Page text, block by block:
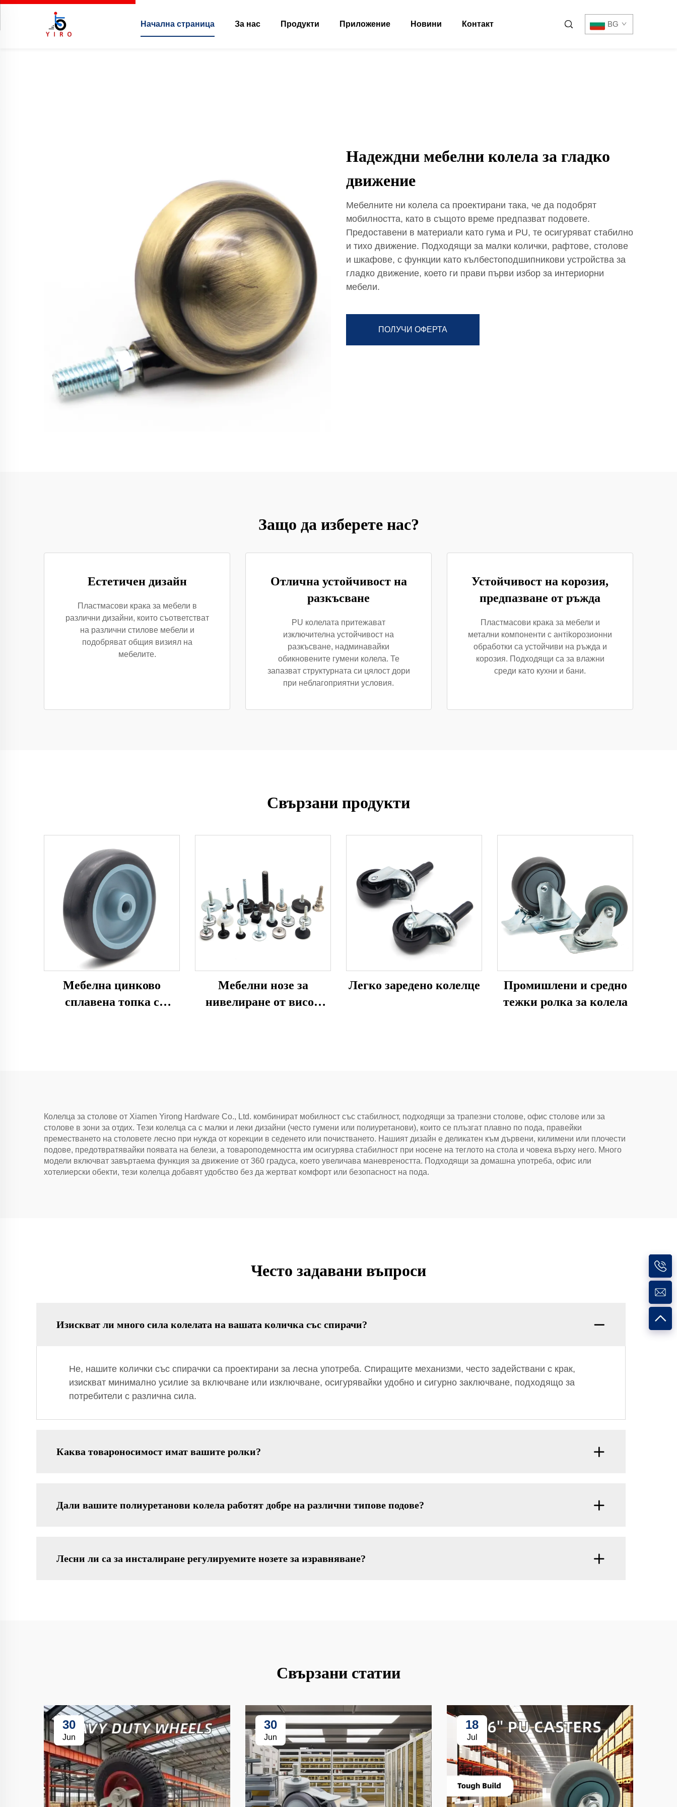
Начална страница За нас Продукти Приложение Новини Контакт BG
Надеждни мебелни колела за гладко
движение
Мебелните ни колела са проектирани така, че да подобрят
мобилността, като в същото време предпазват подовете.
Предоставени в материали като гума и PU, те осигуряват стабилно
и тихо движение. Подходящи за малки колички, рафтове, столове
и шкафове, с функции като кълбестоподшипникови устройства за
гладко движение, което ги прави първи избор за интериорни
мебели.
ПОЛУЧИ ОФЕРТА
Защо да изберете нас?
Естетичен дизайн
Пластмасови крака за мебели в
различни дизайни, които съответстват
на различни стилове мебели и
подобряват общия визиял на
мебелите.
Отлична устойчивост на
разкъсване
PU колелата притежават
изключителна устойчивост на
разкъсване, надминавайки
обикновените гумени колела. Те
запазват структурната си цялост дори
при неблагоприятни условия.
Устойчивост на корозия,
предпазване от ръжда
Пластмасови крака за мебели и
метални компоненти с антikорозионни
обработки са устойчиви на ръжда и
корозия. Подходящи са за влажни
среди като кухни и бани.
Свързани продукти
Мебелна цинково
сплавена топка с
Мебелни нозе за
нивелиране от висок
Легко заредено колелце
Промишлени и средно
тежки ролка за колела
Колелца за столове от Xiamen Yirong Hardware Co., Ltd. комбинират мобилност със стабилност, подходящи за трапезни столове, офис столове или за
столове в зони за отдих. Тези колелца са с малки и леки дизайни (често гумени или полиуретанови), които се плъзгат плавно по пода, правейки
преместването на столовете лесно при нужда от корекции в седенето или почистването. Нашият дизайн е деликатен към дървени, килимени или плочести
подове, предотвратявайки появата на белези, а товароподемността им осигурява стабилност при носене на теглото на стола и човека върху него. Много
модели включват завъртаема функция за движение от 360 градуса, което увеличава маневреността. Подходящи за домашна употреба, офис или
хотелиерски обекти, тези колелца добавят удобство без да жертват комфорт или безопасност на пода.
Често задавани въпроси
Изискват ли много сила колелата на вашата количка със спирачи?
Не, нашите колички със спирачки са проектирани за лесна употреба. Спиращите механизми, често задействани с крак,
изискват минимално усилие за включване или изключване, осигурявайки удобно и сигурно заключване, подходящо за
потребители с различна сила.
Каква товароносимост имат вашите ролки?
Дали вашите полиуретанови колела работят добре на различни типове подове?
Лесни ли са за инсталиране регулируемите нозете за изравняване?
Свързани статии
30
Jun
30
Jun
18
Jul